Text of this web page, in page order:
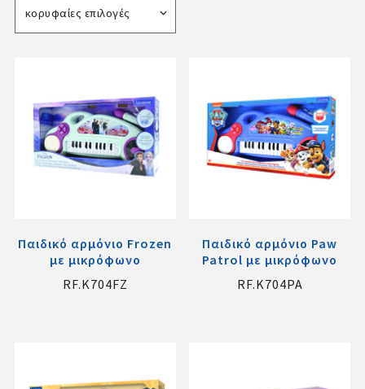
Παιδικό αρμόνιο Frozen
με μικρόφωνο
RF.K704FZ
Παιδικό αρμόνιο Paw
Patrol με μικρόφωνο
RF.K704PA